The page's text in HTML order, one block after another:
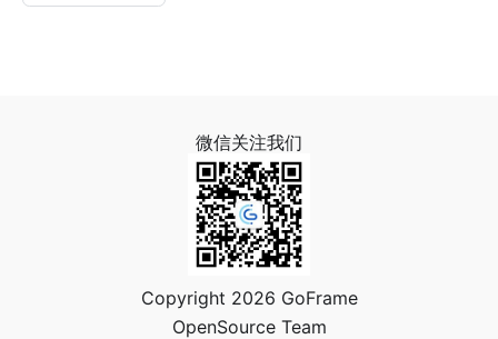
微信关注我们
Copyright 2026 GoFrame
OpenSource Team